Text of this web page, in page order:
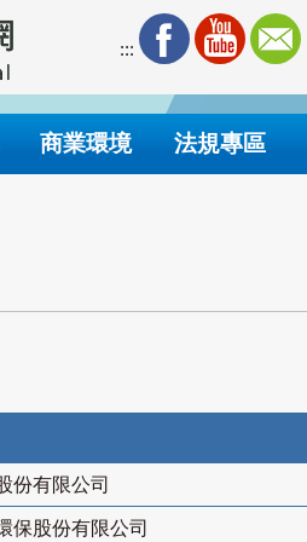
:::
商業環境 法規專區
份有限公司
保股份有限公司